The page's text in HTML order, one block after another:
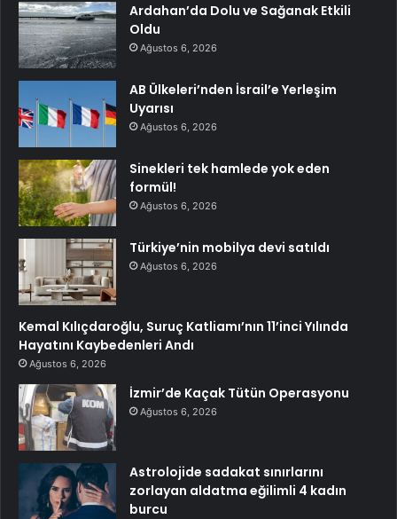
Ardahan’da Dolu ve Sağanak Etkili
Oldu
Ağustos 6, 2026
AB Ülkeleri’nden İsrail’e Yerleşim
Uyarısı
Ağustos 6, 2026
Sinekleri tek hamlede yok eden
formül!
Ağustos 6, 2026
Türkiye’nin mobilya devi satıldı
Ağustos 6, 2026
Kemal Kılıçdaroğlu, Suruç Katliamı’nın 11’inci Yılında
Hayatını Kaybedenleri Andı
Ağustos 6, 2026
İzmir’de Kaçak Tütün Operasyonu
Ağustos 6, 2026
Astrolojide sadakat sınırlarını
zorlayan aldatma eğilimli 4 kadın
burcu